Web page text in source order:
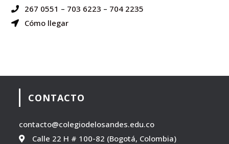
267 0551 – 703 6223 – 704 2235
Cómo llegar
CONTACTO
contacto@colegiodelosandes.edu.co
Calle 22 H # 100-82 (Bogotá, Colombia)